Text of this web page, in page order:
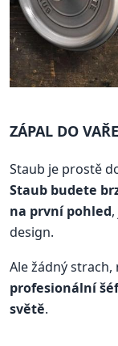
ZÁPAL DO
Staub je prostě
Staub budete
na první pohled
design.
Ale žádný strach,
profesionální
světě.